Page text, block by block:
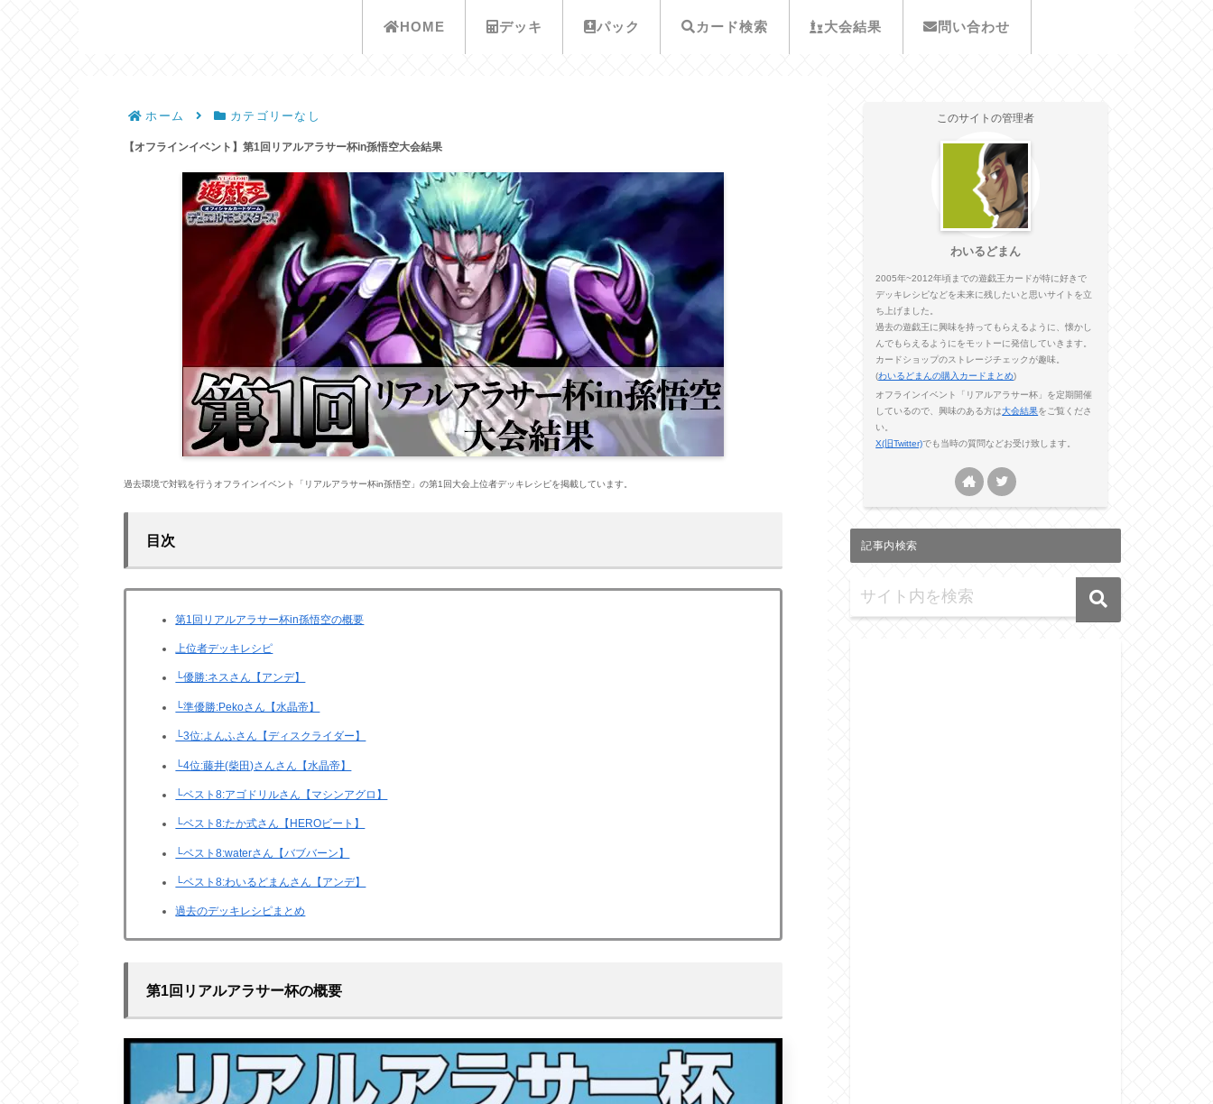
HOME デッキ パック カード検索 大会結果 問い合わせ
ホーム カテゴリーなし
【オフラインイベント】第1回リアルアラサー杯in孫悟空大会結果
過去環境で対戦を行うオフラインイベント「リアルアラサー杯in孫悟空」の第1回大会上位者デッキレシピを掲載しています。
目次
第1回リアルアラサー杯in孫悟空の概要
上位者デッキレシピ
└優勝:ネスさん【アンデ】
└準優勝:Pekoさん【水晶帝】
└3位:よんふさん【ディスクライダー】
└4位:藤井(柴田)さんさん【水晶帝】
└ベスト8:アゴドリルさん【マシンアグロ】
└ベスト8:たか式さん【HEROビート】
└ベスト8:waterさん【バブバーン】
└ベスト8:わいるどまんさん【アンデ】
過去のデッキレシピまとめ
第1回リアルアラサー杯の概要
このサイトの管理者
わいるどまん
2005年~2012年頃までの遊戯王カードが特に好きで
デッキレシピなどを未来に残したいと思いサイトを立
ち上げました。
過去の遊戯王に興味を持ってもらえるように、懐かし
んでもらえるようにをモットーに発信していきます。
カードショップのストレージチェックが趣味。
(わいるどまんの購入カードまとめ)
オフラインイベント「リアルアラサー杯」を定期開催
しているので、興味のある方は大会結果をご覧くださ
い。
X(旧Twitter)でも当時の質問などお受け致します。
記事内検索